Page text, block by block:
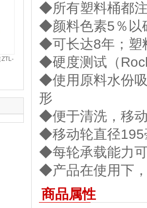
◆所有塑料桶都
◆颜料色素5％以
◆可长达8年；塑
◆硬度测试（
◆使用原料水份
形
◆便于清洗，移
◆移动轮直径195
◆每轮承载能力
◆产品在使用下
商品属性
ZTL-